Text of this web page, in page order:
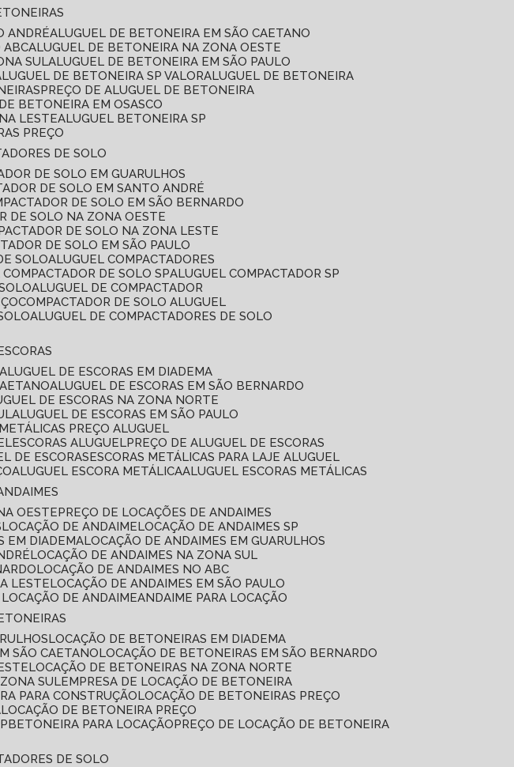
ANDRÉ ALUGUEL DE BETONEIRA EM SÃO CAETANO
ABC ALUGUEL DE BETONEIRA NA ZONA OESTE
SUL ALUGUEL DE BETONEIRA EM SÃO PAULO
ALUGUEL DE BETONEIRA SP VALOR ALUGUEL DE BETONEIRA
PREÇO DE ALUGUEL DE BETONEIRA
DE BETONEIRA EM OSASCO
LESTE ALUGUEL BETONEIRA SP
PREÇO
DE SOLO
DE SOLO EM GUARULHOS
DE SOLO EM SANTO ANDRÉ
DE SOLO EM SÃO BERNARDO
DE SOLO NA ZONA OESTE
DE SOLO NA ZONA LESTE
DE SOLO EM SÃO PAULO
SOLO ALUGUEL COMPACTADORES
COMPACTADOR DE SOLO SP ALUGUEL COMPACTADOR SP
ALUGUEL DE COMPACTADOR
COMPACTADOR DE SOLO ALUGUEL
ALUGUEL DE COMPACTADORES DE SOLO
ALUGUEL DE ESCORAS EM DIADEMA
ALUGUEL DE ESCORAS EM SÃO BERNARDO
DE ESCORAS NA ZONA NORTE
ALUGUEL DE ESCORAS EM SÃO PAULO
METÁLICAS PREÇO ALUGUEL
ESCORAS ALUGUEL
PREÇO DE ALUGUEL DE ESCORAS
DE ESCORAS
ESCORAS METÁLICAS PARA LAJE ALUGUEL
ALUGUEL ESCORA METÁLICA ALUGUEL ESCORAS METÁLICAS
OESTE
PREÇO DE LOCAÇÕES DE ANDAIMES
LOCAÇÃO DE ANDAIME LOCAÇÃO DE ANDAIMES SP
EM DIADEMA LOCAÇÃO DE ANDAIMES EM GUARULHOS
LOCAÇÃO DE ANDAIMES NA ZONA SUL
LOCAÇÃO DE ANDAIMES NO ABC
LESTE LOCAÇÃO DE ANDAIMES EM SÃO PAULO
LOCAÇÃO DE ANDAIME ANDAIME PARA LOCAÇÃO
LOCAÇÃO DE BETONEIRAS EM DIADEMA
SÃO CAETANO LOCAÇÃO DE BETONEIRAS EM SÃO BERNARDO
LOCAÇÃO DE BETONEIRAS NA ZONA NORTE
SUL
EMPRESA DE LOCAÇÃO DE BETONEIRA
PARA CONSTRUÇÃO LOCAÇÃO DE BETONEIRAS PREÇO
LOCAÇÃO DE BETONEIRA PREÇO
BETONEIRA PARA LOCAÇÃO
PREÇO DE LOCAÇÃO DE BETONEIRA
DE SOLO